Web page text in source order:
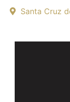
Santa Cruz